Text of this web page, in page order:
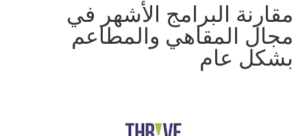
مقارنة البرامج الأشهر في
مجال المقاهي والمطاعم
بشكل عام